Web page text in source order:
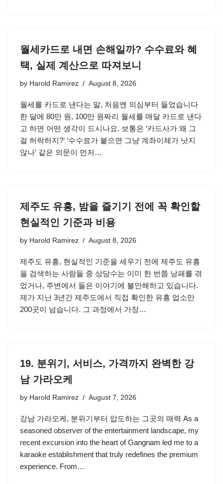
월세카드로 내면 손해일까? 수수료와 혜
택, 실제 계산으로 따져보니
by Harold Ramirez August 8, 2026
월세를 카드로 낸다는 말, 처음엔 의심부터 들었습니다
한 달에 80만 원, 100만 원짜리 월세를 매달 카드로 낸다
고 하면 어떤 생각이 드시나요. 보통은 ‘카드사가 왜 그
걸 허락하지?’ ‘수수료가 붙으면 그냥 계좌이체가 낫지
않나’ 같은 의문이 먼저…
제주도 유흥, 밤을 즐기기 전에 꼭 확인할
현실적인 기준과 비용
by Harold Ramirez August 8, 2026
제주도 유흥, 현실적인 기준을 세우기 전에 제주도 유흥
을 검색하는 사람들 중 상당수는 이미 한 번쯤 낭패를 겪
었거나, 주변에서 들은 이야기에 불안해하고 있습니다.
제가 지난 3년간 제주도에서 직접 확인한 유흥 업소만
200곳이 넘습니다. 그 과정에서 가장…
19. 분위기, 서비스, 가격까지 완벽한 강
남 가라오케
by Harold Ramirez August 7, 2026
강남 가라오케, 분위기부터 압도하는 그곳의 매력 As a
seasoned observer of the entertainment landscape, my
recent excursion into the heart of Gangnam led me to a
karaoke establishment that truly redefines the premium
experience. From…